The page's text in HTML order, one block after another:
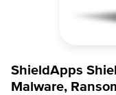
ShieldApps
Malware,